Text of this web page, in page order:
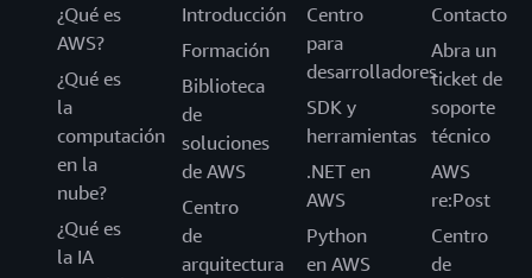
¿Qué es
AWS?
¿Qué es
la
computación
en la
nube?
¿Qué es
la IA
Introducción
Formación
Biblioteca
de
soluciones
de AWS
Centro
de
arquitectura
Centro
para
desarrolladores
SDK y
herramientas
.NET en
AWS
Python
en AWS
Contacto
Abra un
ticket de
soporte
técnico
AWS
re:Post
Centro
de